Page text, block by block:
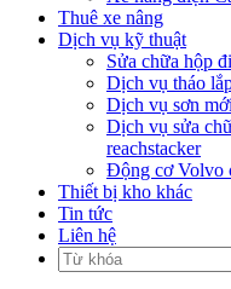
Thuê xe nâng
Dịch vụ kỹ thuật
Sửa chữa hộp
Dịch vụ tháo
Dịch vụ sơn
Dịch vụ sửa
reachstacker
Động cơ Volvo
Thiết bị kho khác
Tin tức
Liên hệ